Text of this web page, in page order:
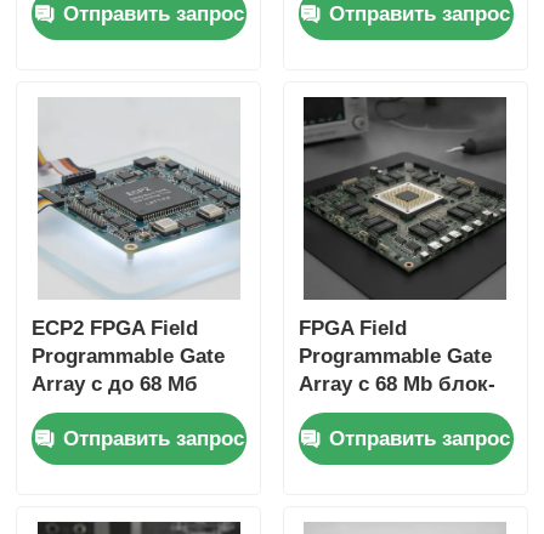
тантальным
конденсатором и 6
временем установки
Отправить запрос
тактовой частотой
766 МГц,
ОЗУ 229 Кбит и 2-
проводным
интерфейсом I2C
Отправить запрос
ECP2 FPGA Field
Programmable Gate
Array с до 68 Мб
блок-рам и 6 Us
Settling Time для
гибких цифровых
Отправить запрос
FPGA Field
Programmable Gate
Array с 68 Mb блок-
рам для
высокоскоростной
работы и
ворот и инверторов
Отправить запрос